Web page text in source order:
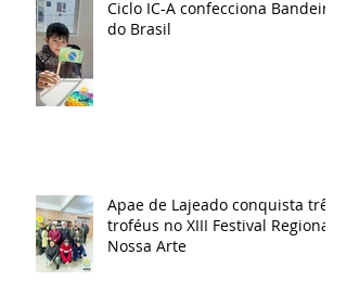
Ciclo IC-A confecciona Bandeira
do Brasil
Apae de Lajeado conquista três
troféus no XIII Festival Regional
Nossa Arte